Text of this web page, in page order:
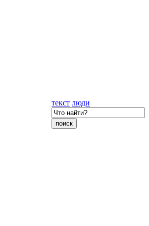
текст люди